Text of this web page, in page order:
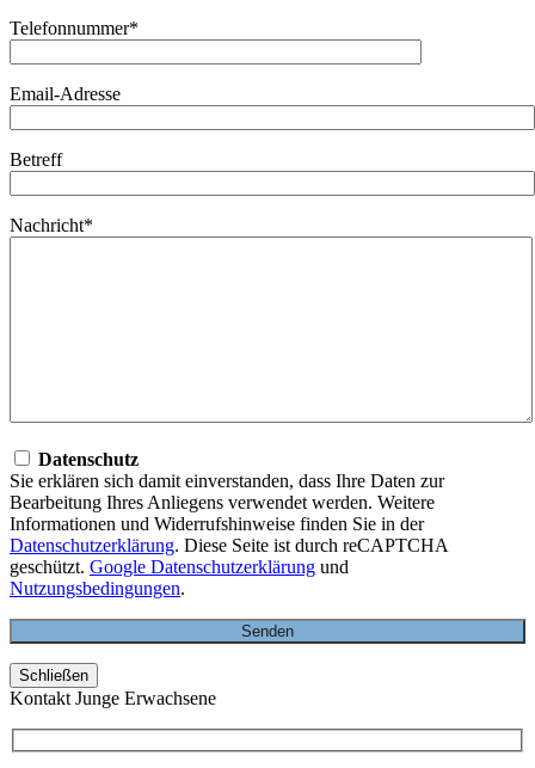
Telefonnummer*
Email-Adresse
Betreff
Nachricht*
Datenschutz
Sie erklären sich damit einverstanden, dass Ihre Daten zur
Bearbeitung Ihres Anliegens verwendet werden. Weitere
Informationen und Widerrufshinweise finden Sie in der
Datenschutzerklärung. Diese Seite ist durch reCAPTCHA
geschützt. Google Datenschutzerklärung und
Nutzungsbedingungen.
Schließen
Kontakt Junge Erwachsene